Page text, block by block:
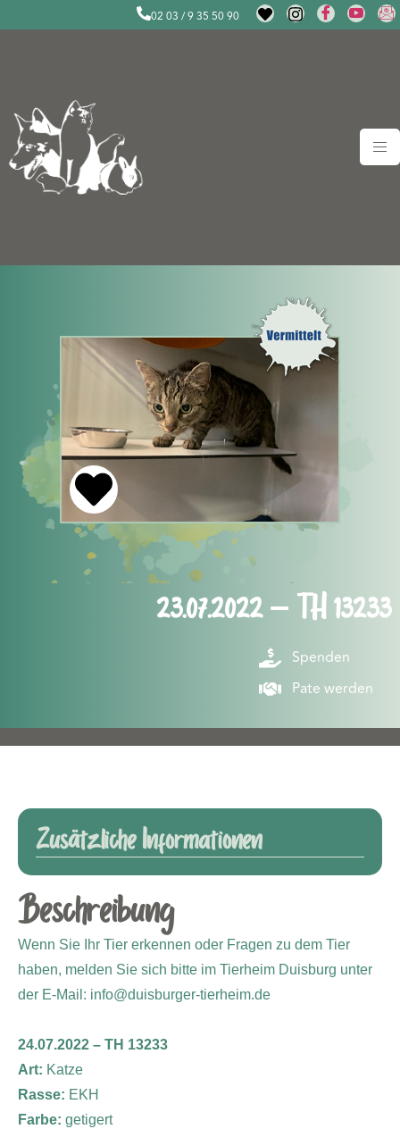
02 03 / 9 35 50 90
23.07.2022 – TH 13233
Spenden
Pate werden
Zusätzliche Informationen
Beschreibung
Wenn Sie Ihr Tier erkennen oder Fragen zu dem Tier
haben, melden Sie sich bitte im Tierheim Duisburg unter
der E-Mail: info@duisburger-tierheim.de
24.07.2022 – TH 13233
Art: Katze
Rasse: EKH
Farbe: getigert